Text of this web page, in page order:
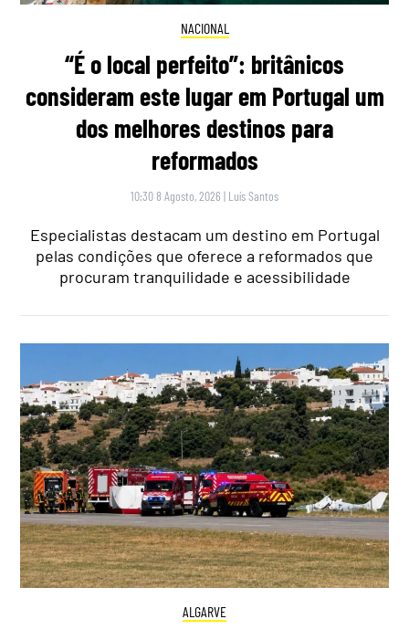
NACIONAL
“É o local perfeito”: britânicos
consideram este lugar em Portugal um
dos melhores destinos para
reformados
10:30 8 Agosto, 2026 | Luís Santos
Especialistas destacam um destino em Portugal
pelas condições que oferece a reformados que
procuram tranquilidade e acessibilidade
ALGARVE